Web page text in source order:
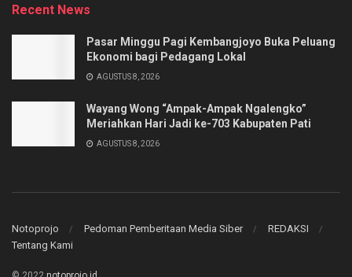
Recent News
Pasar Minggu Pagi Kembangjoyo Buka Peluang
Ekonomi bagi Pedagang Lokal
AGUSTUS 8, 2026
Wayang Wong “Ampak-Ampak Ngalengko”
Meriahkan Hari Jadi ke-703 Kabupaten Pati
AGUSTUS 8, 2026
Notoprojo Pedoman Pemberitaan Media Siber
REDAKSI
Tentang Kami